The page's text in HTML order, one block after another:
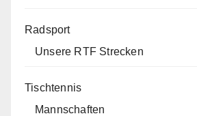
Radsport
Unsere RTF Strecken
Tischtennis
Mannschaften